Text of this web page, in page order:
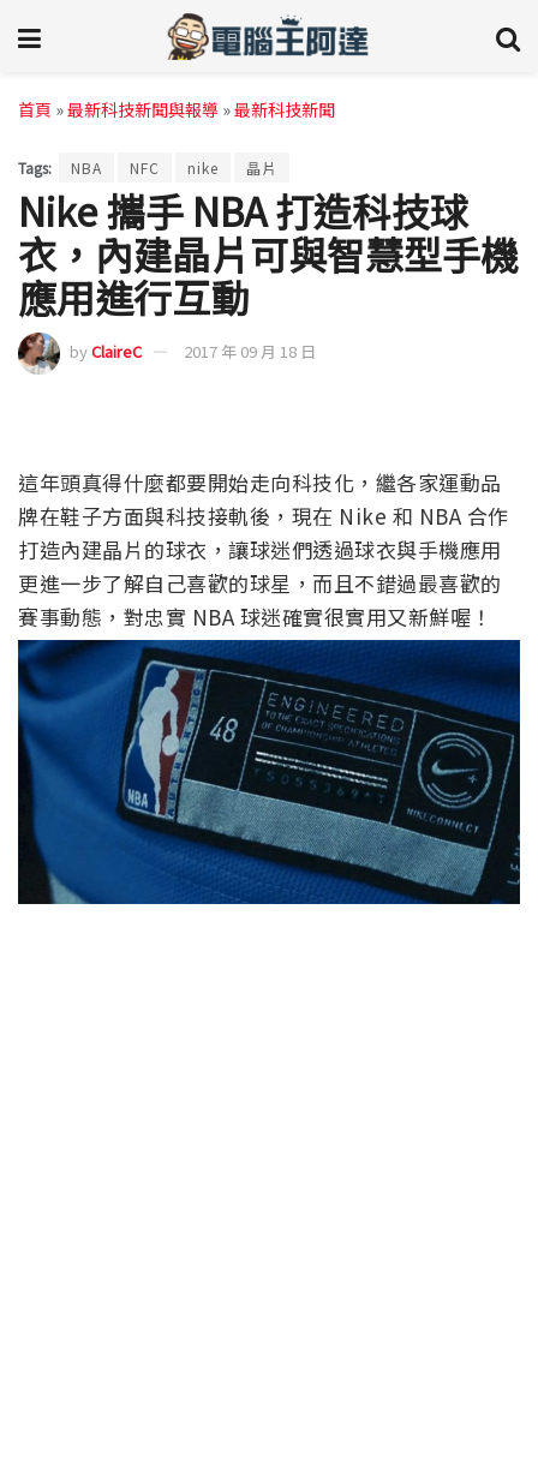
首頁 »最新科技新聞與報導 »最新科技新聞
Tags: NBA NFC nike 晶片
Nike 攜手 NBA 打造科技球
衣，內建晶片可與智慧型手機
應用進行互動
byClaireC 2017 年 09 月 18 日
這年頭真得什麼都要開始走向科技化，繼各家運動品
牌在鞋子方面與科技接軌後，現在 Nike 和 NBA 合作
打造內建晶片的球衣，讓球迷們透過球衣與手機應用
更進一步了解自己喜歡的球星，而且不錯過最喜歡的
賽事動態，對忠實 NBA 球迷確實很實用又新鮮喔！